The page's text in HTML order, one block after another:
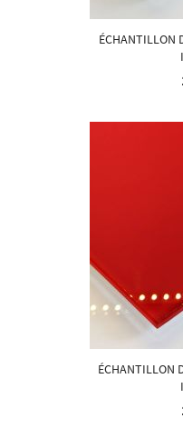
ÉCHANTILLON
ÉCHANTILLON